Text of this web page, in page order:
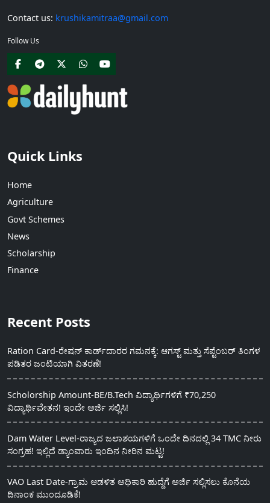
Contact us: krushikamitraa@gmail.com
Follow Us
Quick Links
Home
Agriculture
Govt Schemes
News
Scholarship
Finance
Recent Posts
Ration Card-ರೇಷನ್ ಕಾರ್ಡ್‍ದಾರರ ಗಮನಕ್ಕೆ: ಆಗಸ್ಟ್ ಮತ್ತು ಸೆಪ್ಟೆಂಬರ್ ತಿಂಗಳ
ಪಡಿತರ ಜಂಟಿಯಾಗಿ ವಿತರಣೆ!
Scholorship Amount-BE/B.Tech ವಿದ್ಯಾರ್ಥಿಗಳಿಗೆ ₹70,250
ವಿದ್ಯಾರ್ಥಿವೇತನ! ಇಂದೇ ಅರ್ಜಿ ಸಲ್ಲಿಸಿ!
Dam Water Level-ರಾಜ್ಯದ ಜಲಾಶಯಗಳಿಗೆ ಒಂದೇ ದಿನದಲ್ಲಿ 34 TMC ನೀರು
ಸಂಗ್ರಹ! ಇಲ್ಲಿದೆ ಡ್ಯಾಂವಾರು ಇಂದಿನ ನೀರಿನ ಮಟ್ಟ!
VAO Last Date-ಗ್ರಾಮ ಆಡಳಿತ ಅಧಿಕಾರಿ ಹುದ್ದೆಗೆ ಅರ್ಜಿ ಸಲ್ಲಿಸಲು ಕೊನೆಯ
ದಿನಾಂಕ ಮುಂದೂಡಿಕೆ!